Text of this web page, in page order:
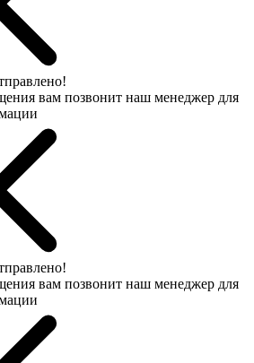
вам позвонит наш менеджер для
вам позвонит наш менеджер для